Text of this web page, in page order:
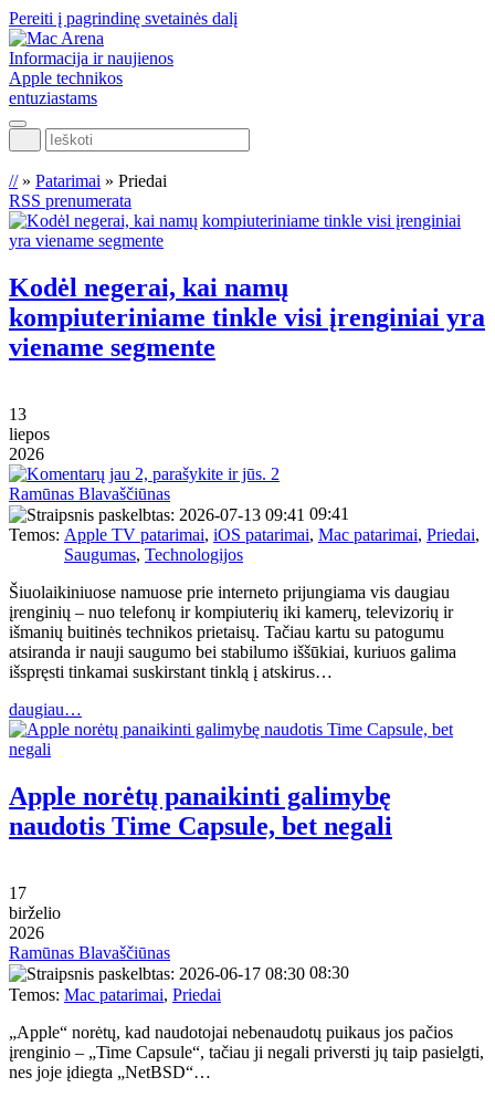
Pereiti į pagrindinę svetainės dalį
Informacija ir naujienos
Apple technikos
entuziastams
Ieškoti
//» Patarimai » Priedai
RSS prenumerata
Kodėl negerai, kai namų
kompiuteriniame tinkle visi įrenginiai yra
viename segmente
13
liepos
2026
2
Ramūnas Blavaščiūnas
09:41
Temos: Apple TV patarimai, iOS patarimai, Mac patarimai, Priedai,
Saugumas, Technologijos
Šiuolaikiniuose namuose prie interneto prijungiama vis daugiau
įrenginių – nuo telefonų ir kompiuterių iki kamerų, televizorių ir
išmanių buitinės technikos prietaisų. Tačiau kartu su patogumu
atsiranda ir nauji saugumo bei stabilumo iššūkiai, kuriuos galima
išspręsti tinkamai suskirstant tinklą į atskirus…
daugiau…
Apple norėtų panaikinti galimybę
naudotis Time Capsule, bet negali
17
birželio
2026
Ramūnas Blavaščiūnas
08:30
Temos: Mac patarimai, Priedai
„Apple“ norėtų, kad naudotojai nebenaudotų puikaus jos pačios
įrenginio – „Time Capsule“, tačiau ji negali priversti jų taip pasielgti,
nes joje įdiegta „NetBSD“…